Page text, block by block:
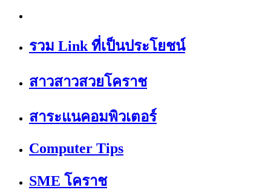
รวม Link ที่เป็นประโยชน์
สาวสาวสวยโคราช
สาระแนคอมพิวเตอร์
Computer Tips
SME โคราช